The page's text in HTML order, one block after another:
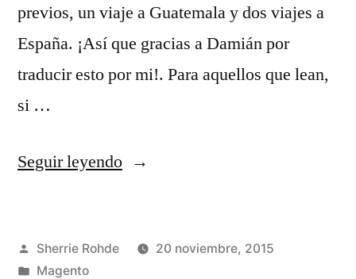
previos, un viaje a Guatemala y dos viajes a
España. ¡Así que gracias a Damián por
traducir esto por mi!. Para aquellos que lean,
si …
Seguir leyendo«La
Magento»
Publicado
por
Sherrie Rohde
20 noviembre, 2015
Publicado
Magento